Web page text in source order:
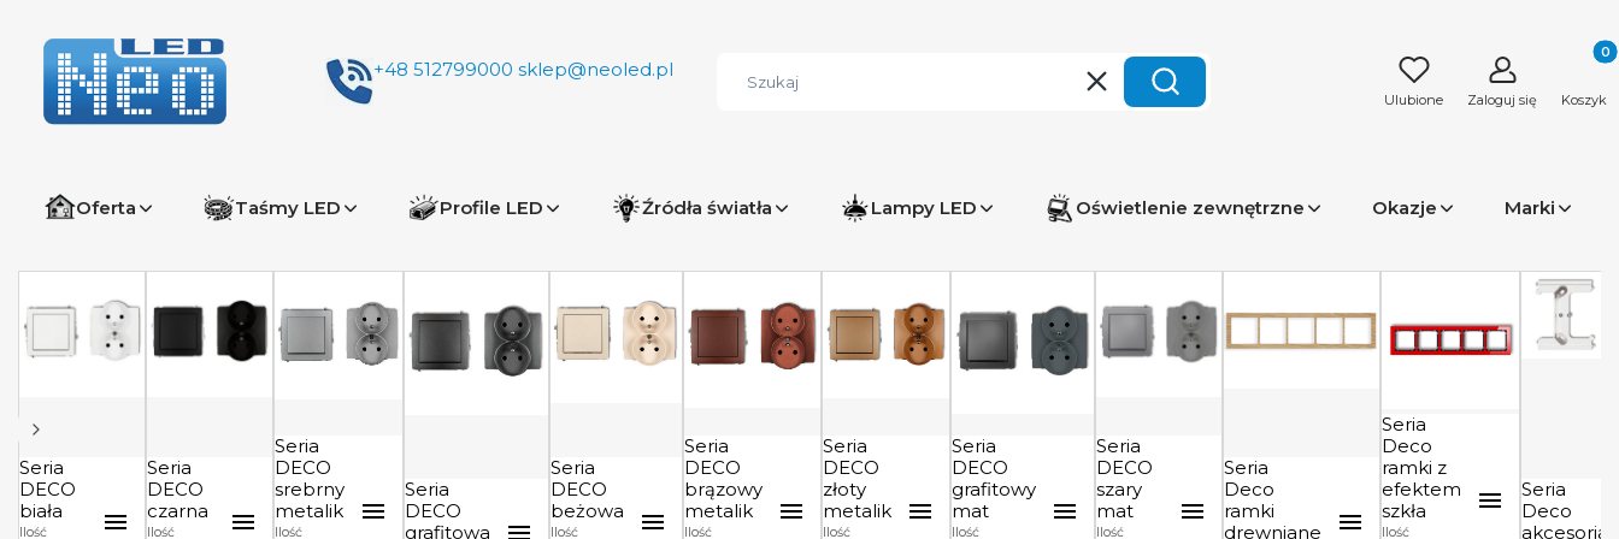
+48 512799000 sklep@neoled.pl
WyczyśćSzukaj Ulubione Zaloguj się Koszyk
Oferta Taśmy LED Profile LED Źródła światła Lampy LED Oświetlenie zewnętrzne Okazje Marki
Seria
DECO
biała
Ilość
Seria
DECO
czarna
Ilość
Seria
DECO
srebrny
metalik
Ilość
Seria
DECO
grafitowa
Seria
DECO
beżowa
Ilość
Seria
DECO
brązowy
metalik
Ilość
Seria
DECO
złoty
metalik
Ilość
Seria
DECO
grafitowy
mat
Ilość
Seria
DECO
szary
mat
Ilość
Seria
Deco
ramki
drewniane
Seria
Deco
ramki z
efektem
szkła
Ilość
Seria
Deco
akcesoria